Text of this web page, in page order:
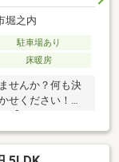
堀之内
駐車場あり
床暖房
せんか？何も決
せください！お